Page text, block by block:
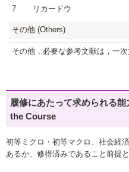
7 リカードウ
その他 (Others)
その他，必要な参考文献は，一
履修にあたって求められる
the Course
初等ミクロ・初等マクロ、社会経
あるか、修得済みであること前提